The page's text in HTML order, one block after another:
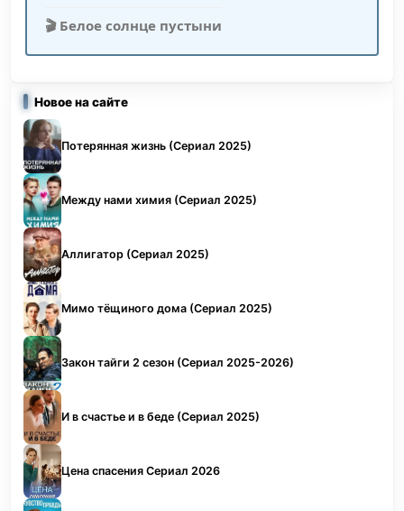
🎬 Белое солнце пустыни
Новое на сайте
Потерянная жизнь (Сериал 2025)
Между нами химия (Сериал 2025)
Аллигатор (Сериал 2025)
Мимо тёщиного дома (Сериал 2025)
Закон тайги 2 сезон (Сериал 2025-2026)
И в счастье и в беде (Сериал 2025)
Цена спасения Сериал 2026